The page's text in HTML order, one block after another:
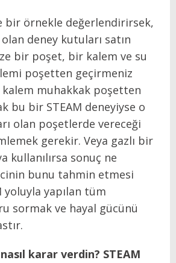
bir örnekle değerlendirirsek,
deney kutuları satın
bir poşet, bir kalem ve su
poşetten geçirmeniz
muhakkak poşetten
bu bir STEAM deneyiyse o
olan poşetlerde vereceği
gerekir. Veya gazlı bir
kullanılırsa sonuç ne
bunu tahmin etmesi
yoluyla yapılan tüm
sormak ve hayal gücünü
karar verdin? STEAM